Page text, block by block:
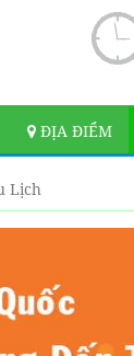
ĐỊA ĐIỂM
Lịch